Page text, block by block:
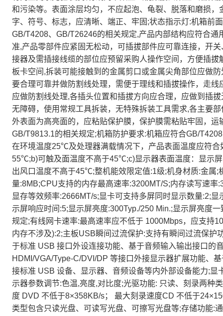
和污染等。表面涂层均匀，不应起泡、龟裂、脱落和磨损
字、符号、标志，应清晰、端正、牢固;状态指示灯:机箱前
GB/T4208、GB/T26246的相关规定,产品内部结构应符合
准,产品零部件应紧固无松动，可插拔部件应可靠连接，开
接器及需插接线缆的部位应预留采购人操作空间，方便插
板卡空间,拆装可能接触到的金属剪口或金属尖角部位应做
要合理可靠并做防割线处理，需便于理线和插拔操作，走
应做防割线处理,各插头位置和插拔方向应合理，应做到插
无障碍，使用常规工具拆装，无特殊拆装工具需求,各主要
外表面为高亮面的，应粘贴保护膜，保护膜需粘贴牢固，
GB/T9813.1的相关规定;机箱防护要求:机箱应符合GB/
在环境温度25℃及处理器满载情况下，产品表面温度应符
55℃;b)可触及面温度不高于45℃;c)显示器表面温度：显示
出风口温度不高于45℃;整机能效限定值:1级;机身材质:金属
量:8MB;CPU支持的内存最高速率:3200MT/S;内存读写速
显存等效频率:2666MT/s;显卡可支持多屏同时显示数量:2;
示屏响应时间:5;显示屏亮度:300Typ./250 Min.;显示屏亮度
规定;有线网卡速率:最高速率应不低于 1000Mbps，应支持
内存不涉及):2;主板USB瞬间过流保护:支持有瞬间过流保护
于标准 USB 接口外设连接功能、基于音频输入输出接口的
HDMI/VGA/Type-C/DVI/DP 等接口外接显示器扩展功能、
接标准 USB 设备、显示器、音频设备等内外部设备能力;
示器参数调节:色温,亮度,对比度;光驱功能: 只读、刻录两种
度 DVD 不低于8×358KB/s； 最大刻录速度CD 不低于
类型包含只读光盘、可读写光盘、可擦写光盘等;存储功能: